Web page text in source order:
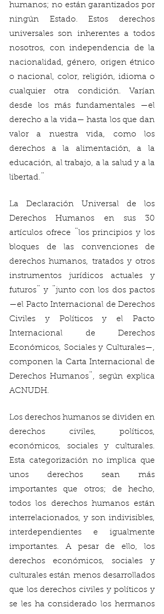
humanos; no están garantizados por
ningún Estado. Estos derechos
universales son inherentes a todos
nosotros, con independencia de la
nacionalidad, género, origen étnico
o nacional, color, religión, idioma o
cualquier otra condición. Varían
desde los más fundamentales —el
derecho a la vida— hasta los que dan
valor a nuestra vida, como los
derechos a la alimentación, a la
educación, al trabajo, a la salud y a la
libertad.¨
La Declaración Universal de los
Derechos Humanos en sus 30
artículos ofrece ¨los principios y los
bloques de las convenciones de
derechos humanos, tratados y otros
instrumentos jurídicos actuales y
futuros¨ y ¨junto con los dos pactos
—el Pacto Internacional de Derechos
Civiles y Políticos y el Pacto
Internacional de Derechos
Económicos, Sociales y Culturales—,
componen la Carta Internacional de
Derechos Humanos¨, según explica
ACNUDH.
Los derechos humanos se dividen en
derechos civiles, políticos,
económicos, sociales y culturales.
Esta categorización no implica que
unos derechos sean más
importantes que otros; de hecho,
todos los derechos humanos están
interrelacionados, y son indivisibles,
interdependientes e igualmente
importantes. A pesar de ello, los
derechos económicos, sociales y
culturales están menos desarrollados
que los derechos civiles y políticos y
se les ha considerado los hermanos